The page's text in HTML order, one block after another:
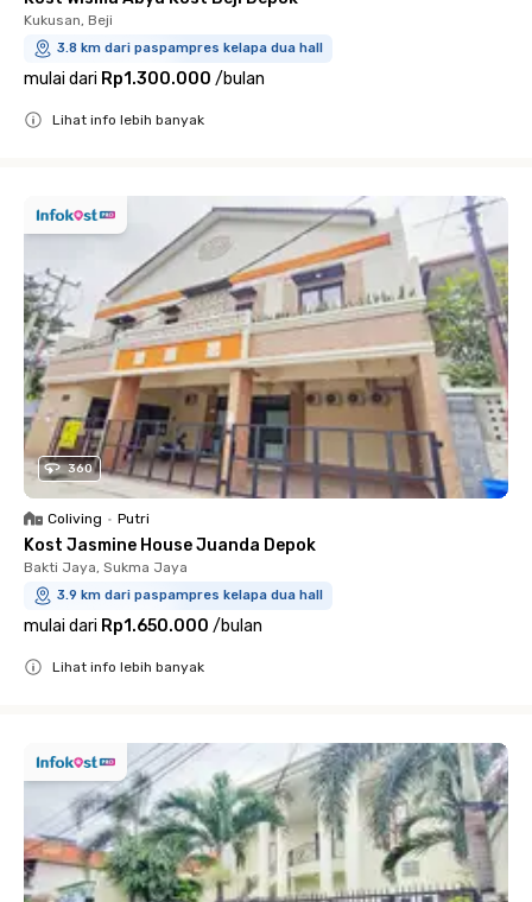
Kukusan, Beji
3.8 km dari paspampres kelapa dua hall
mulai dari Rp1.300.000 /bulan
Lihat info lebih banyak
360
Coliving • Putri
Kost Jasmine House Juanda Depok
Bakti Jaya, Sukma Jaya
3.9 km dari paspampres kelapa dua hall
mulai dari Rp1.650.000 /bulan
Lihat info lebih banyak